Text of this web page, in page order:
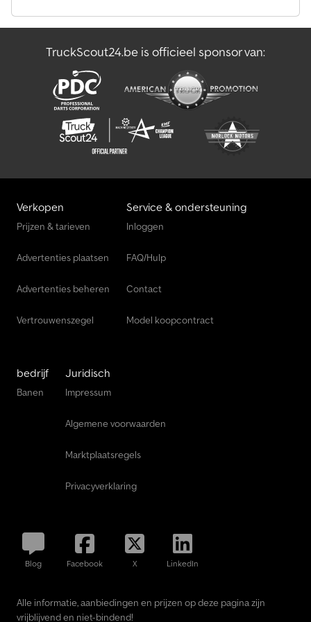
TruckScout24.be is officieel sponsor van:
Verkopen
Prijzen & tarieven
Advertenties plaatsen
Advertenties beheren
Vertrouwenszegel
Service & ondersteuning
Inloggen
FAQ/Hulp
Contact
Model koopcontract
bedrijf
Banen
Juridisch
Impressum
Algemene voorwaarden
Marktplaatsregels
Privacyverklaring
Blog Facebook X LinkedIn
Alle informatie, aanbiedingen en prijzen op deze pagina zijn
vrijblijvend en niet-bindend!